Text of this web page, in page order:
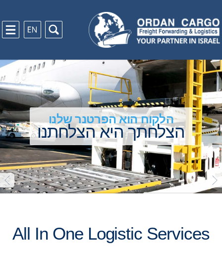
הלקוח הוא הפרטנר שלנו
הצלחתך היא הצלחתנו
All In One Logistic Services